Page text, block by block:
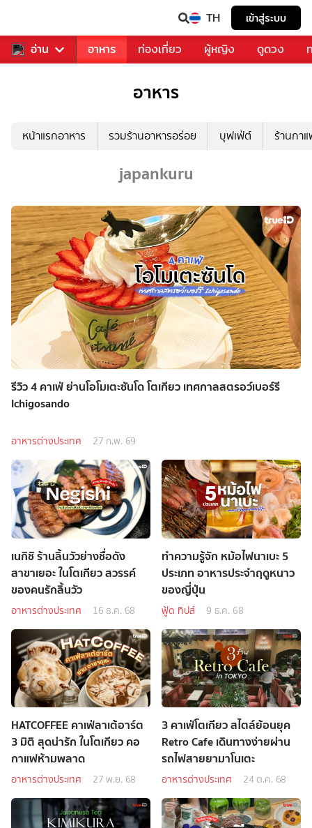
TH เข้าสู่ระบบ
อ่าน
รวงการเพลง อาหาร ท่องเที่ยว ผู้หญิง ดูดวง
อาหาร
หน้าแรกอาหาร รวมร้านอาหารอร่อย บุฟเฟ่ต์ ร้านกา
japankuru
รีวิว 4 คาเฟ่ ย่านโอโมเตะซันโด โตเกียว เทศกาลสตรอว์เบอร์รี
Ichigosando
อาหารต่างประเทศ 27 ก.พ. 69
เนกิชิ ร้านลิ้นวัวย่างชื่อดัง
สาขาเยอะ ในโตเกียว สวรรค์
ของคนรักลิ้นวัว
อาหารต่างประเทศ 16 ธ.ค. 68
ทำความรู้จัก หม้อไฟนาเบะ 5
ประเภท อาหารประจำฤดูหนาว
ของญี่ปุ่น
ฟู้ด ทิปส์ 9 ธ.ค. 68
HATCOFFEE คาเฟ่ลาเต้อาร์ต
3 มิติ สุดน่ารัก ในโตเกียว คอ
กาแฟห้ามพลาด
อาหารต่างประเทศ 27 พ.ย. 68
3 คาเฟ่โตเกียว สไตล์ย้อนยุค
Retro Cafe เดินทางง่ายผ่าน
รถไฟสายยามาโนเตะ
อาหารต่างประเทศ 24 ต.ค. 68